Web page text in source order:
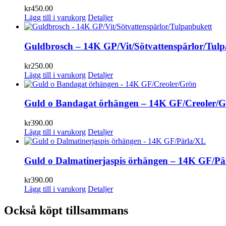
kr450.00
Lägg till i varukorg Detaljer
Guldbrosch – 14K GP/Vit/Sötvattenspärlor/
kr250.00
Lägg till i varukorg Detaljer
Guld o Bandagat örhängen – 14K GF/Creoler/
kr390.00
Lägg till i varukorg Detaljer
Guld o Dalmatinerjaspis örhängen – 14K GF/
kr390.00
Lägg till i varukorg Detaljer
Också köpt tillsammans